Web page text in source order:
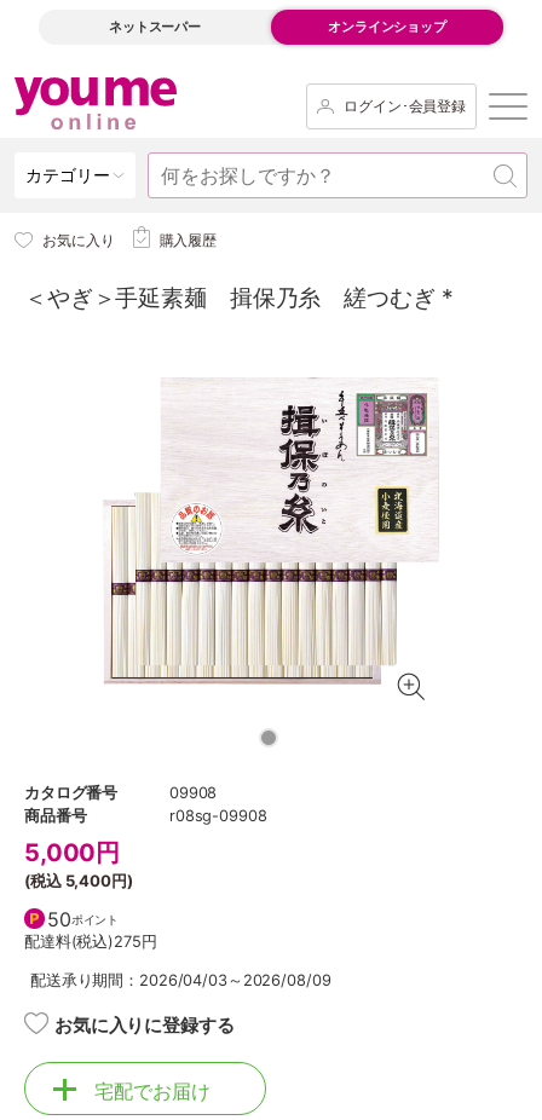
ネットスーパー オンラインショップ
ログイン･会員登録
カテゴリー
お気に入り 購入履歴
＜やぎ＞手延素麺 揖保乃糸 縒つむぎ *
カタログ番号
09908
商品番号
r08sg-09908
5,000 円
(税込 5,400円)
50ポイント
配達料(税込)275円
配送承り期間：2026/04/03～2026/08/09
お気に入りに登録する
宅配でお届け